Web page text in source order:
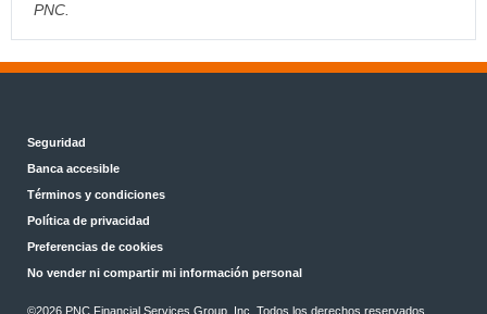
PNC.
Seguridad
Banca accesible
Términos y condiciones
Política de privacidad
Preferencias de cookies
No vender ni compartir mi información personal
©2026 PNC Financial Services Group, Inc. Todos los derechos reservados.